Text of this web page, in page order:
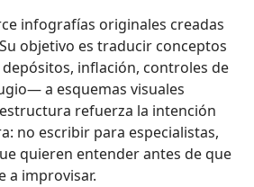
infografías originales creadas
objetivo es traducir conceptos
inflación, controles de
a esquemas visuales
refuerza la intención
no escribir para especialistas,
quieren entender antes de que
a improvisar.